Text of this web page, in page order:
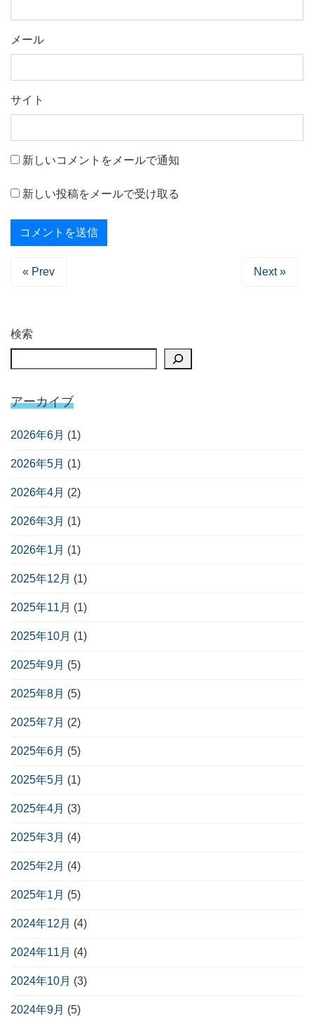
メール
サイト
新しいコメントをメールで通知
新しい投稿をメールで受け取る
« Prev Next »
検索
アーカイブ
2026年6月 (1)
2026年5月 (1)
2026年4月 (2)
2026年3月 (1)
2026年1月 (1)
2025年12月 (1)
2025年11月 (1)
2025年10月 (1)
2025年9月 (5)
2025年8月 (5)
2025年7月 (2)
2025年6月 (5)
2025年5月 (1)
2025年4月 (3)
2025年3月 (4)
2025年2月 (4)
2025年1月 (5)
2024年12月 (4)
2024年11月 (4)
2024年10月 (3)
2024年9月 (5)